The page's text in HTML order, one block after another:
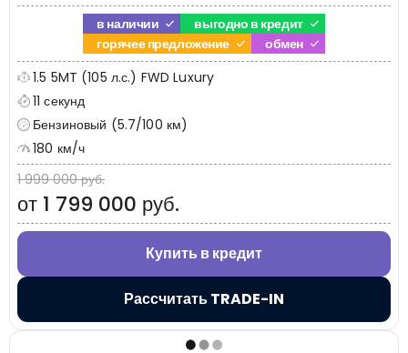
в наличии
выгодно в кредит
горячее предложение
обмен
1.5 5MT (105 л.с.) FWD Luxury
11 секунд
Бензиновый (5.7/100 км)
180 км/ч
1 999 000 руб.
от 1 799 000 руб.
Купить в кредит
Рассчитать TRADE-IN